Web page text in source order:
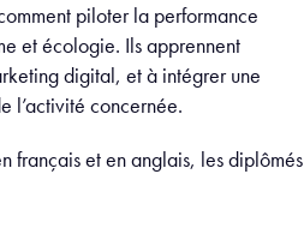
piloter la performance
et écologie. Ils apprennent
digital, et à intégrer une
l’activité concernée.
français et en anglais, les diplômés